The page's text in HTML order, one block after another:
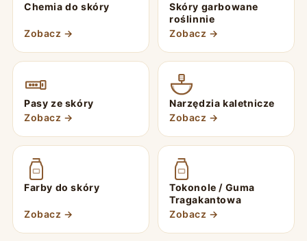
Chemia do skóry
Zobacz →
Skóry garbowane
roślinnie
Zobacz →
Pasy ze skóry
Zobacz →
Narzędzia kaletnicze
Zobacz →
Farby do skóry
Zobacz →
Tokonole / Guma
Tragakantowa
Zobacz →